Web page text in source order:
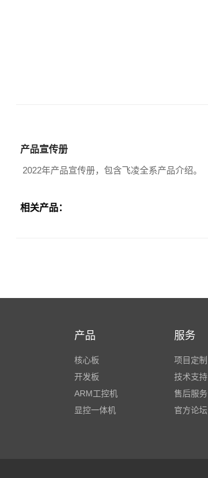
产品宣传册
2022年产品宣传册，包含飞凌全系产品介绍。
相关产品：
产品
核心板
开发板
ARM工控机
显控一体机
服务
项目定制
技术支持
售后服务
官方论坛